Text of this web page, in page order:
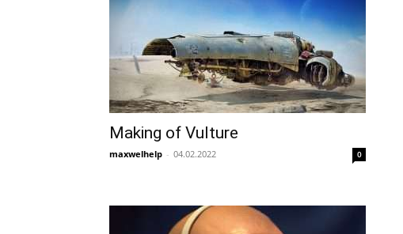
Making of Vulture
maxwelhelp - 04.02.2022 0